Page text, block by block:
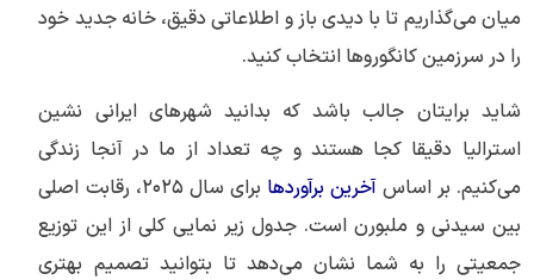
میان می‌گذاریم تا با دیدی باز و اطلاعاتی دقیق، خانه جدید خود
را در سرزمین کانگوروها انتخاب کنید.
شاید برایتان جالب باشد که بدانید شهرهای ایرانی نشین
استرالیا دقیقا کجا هستند و چه تعداد از ما در آنجا زندگی
می‌کنیم. بر اساسآخرین برآوردها
برای سال ۲۰۲۵، رقابت اصلی
بین سیدنی و ملبورن است. جدول زیر نمایی کلی از این توزیع
جمعیتی را به شما نشان می‌دهد تا بتوانید تصمیم بهتری